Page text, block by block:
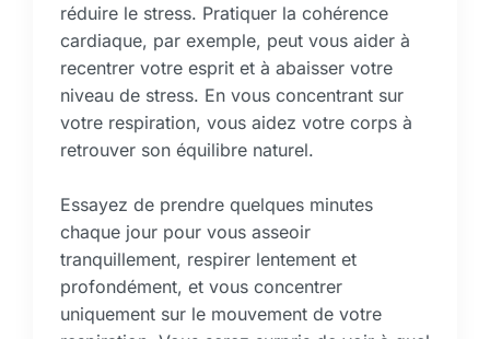
réduire le stress. Pratiquer la cohérence
cardiaque, par exemple, peut vous aider à
recentrer votre esprit et à abaisser votre
niveau de stress. En vous concentrant sur
votre respiration, vous aidez votre corps à
retrouver son équilibre naturel.
Essayez de prendre quelques minutes
chaque jour pour vous asseoir
tranquillement, respirer lentement et
profondément, et vous concentrer
uniquement sur le mouvement de votre